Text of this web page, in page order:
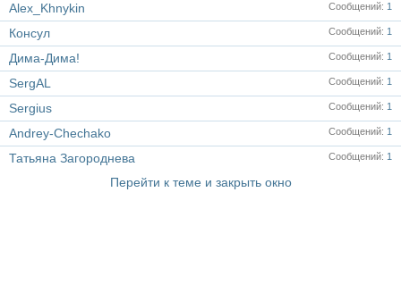
Сообщений 1
Alex_Khnykin
Сообщений 1
Консул
Сообщений 1
Дима-Дима!
Сообщений 1
SergAL
Сообщений 1
Sergius
Сообщений 1
Andrey-Chechako
Сообщений 1
Татьяна Загороднева
Перейти к теме и закрыть окно